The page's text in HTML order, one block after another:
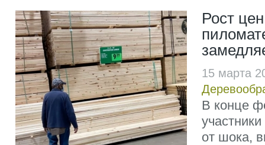
Рост
15 марта
В конце
от шока,